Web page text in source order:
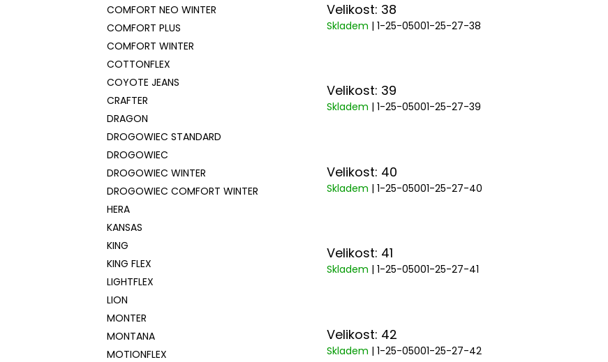
COMFORT NEO WINTER
COMFORT PLUS
COMFORT WINTER
COTTONFLEX
COYOTE JEANS
CRAFTER
DRAGON
DROGOWIEC STANDARD
DROGOWIEC
DROGOWIEC WINTER
DROGOWIEC COMFORT WINTER
HERA
KANSAS
KING
KING FLEX
LIGHTFLEX
LION
MONTER
MONTANA
MOTIONFLEX
Velikost: 38
Skladem | 1-25-05001-25-27-38
Velikost: 39
Skladem | 1-25-05001-25-27-39
Velikost: 40
Skladem | 1-25-05001-25-27-40
Velikost: 41
Skladem | 1-25-05001-25-27-41
Velikost: 42
Skladem | 1-25-05001-25-27-42